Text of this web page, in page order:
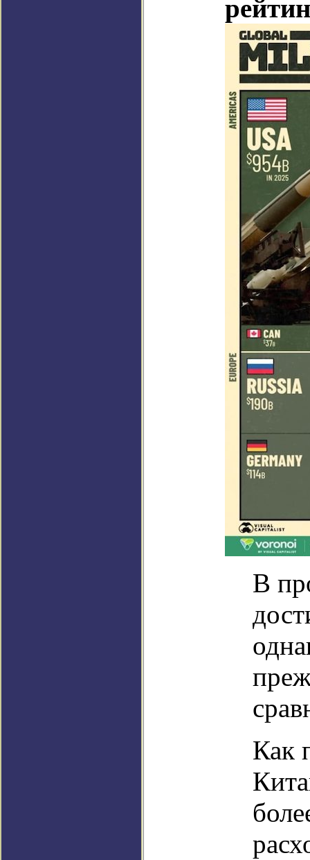
В
Как